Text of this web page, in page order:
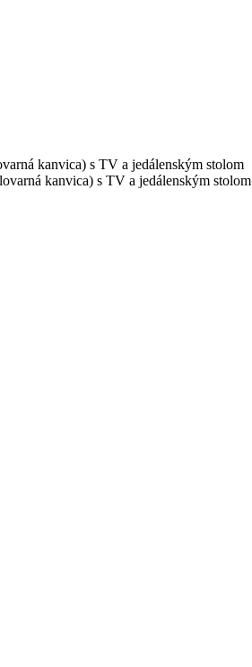
kanvica) s TV a jedálenským stolom
kanvica) s TV a jedálenským stolom